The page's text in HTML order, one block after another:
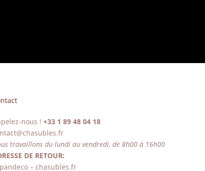
nous ! +33 1 89 48 04 18
travaillons du lundi au vendredi, de 8h00 à 16h00
DE RETOUR:
– chasubles.fr